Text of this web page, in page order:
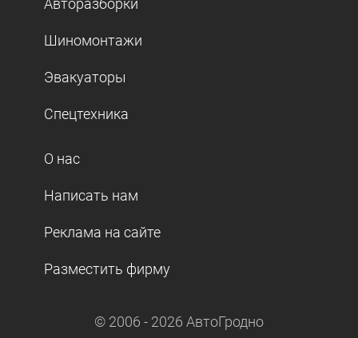
Авторазборки
Шиномонтажи
Эвакуаторы
Спецтехника
О нас
Написать нам
Реклама на сайте
Разместить фирму
© 2006 - 2026 АвтоГродно